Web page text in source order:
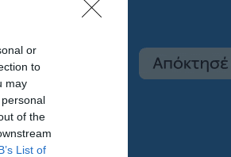
or
to
may
of the
List of